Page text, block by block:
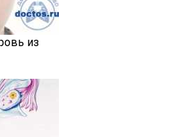
из